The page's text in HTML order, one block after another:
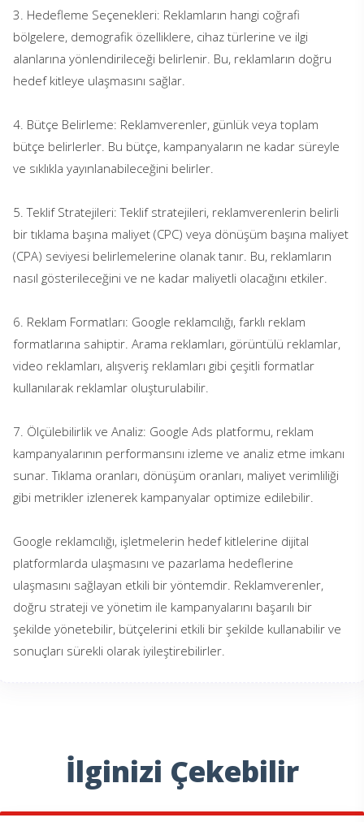
3. Hedefleme Seçenekleri: Reklamların hangi coğrafi
bölgelere, demografik özelliklere, cihaz türlerine ve ilgi
alanlarına yönlendirileceği belirlenir. Bu, reklamların doğru
hedef kitleye ulaşmasını sağlar.
4. Bütçe Belirleme: Reklamverenler, günlük veya toplam
bütçe belirlerler. Bu bütçe, kampanyaların ne kadar süreyle
ve sıklıkla yayınlanabileceğini belirler.
5. Teklif Stratejileri: Teklif stratejileri, reklamverenlerin belirli
bir tıklama başına maliyet (CPC) veya dönüşüm başına maliyet
(CPA) seviyesi belirlemelerine olanak tanır. Bu, reklamların
nasıl gösterileceğini ve ne kadar maliyetli olacağını etkiler.
6. Reklam Formatları: Google reklamcılığı, farklı reklam
formatlarına sahiptir. Arama reklamları, görüntülü reklamlar,
video reklamları, alışveriş reklamları gibi çeşitli formatlar
kullanılarak reklamlar oluşturulabilir.
7. Ölçülebilirlik ve Analiz: Google Ads platformu, reklam
kampanyalarının performansını izleme ve analiz etme imkanı
sunar. Tıklama oranları, dönüşüm oranları, maliyet verimliliği
gibi metrikler izlenerek kampanyalar optimize edilebilir.
Google reklamcılığı, işletmelerin hedef kitlelerine dijital
platformlarda ulaşmasını ve pazarlama hedeflerine
ulaşmasını sağlayan etkili bir yöntemdir. Reklamverenler,
doğru strateji ve yönetim ile kampanyalarını başarılı bir
şekilde yönetebilir, bütçelerini etkili bir şekilde kullanabilir ve
sonuçları sürekli olarak iyileştirebilirler.
İlginizi Çekebilir